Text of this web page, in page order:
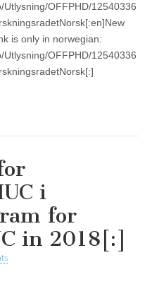
OFFPHD/12540336
is only in norwegian:
OFFPHD/12540336
i
for
in 2018[:]